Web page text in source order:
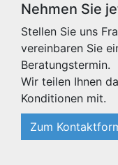
Nehmen Sie
Stellen Sie uns
vereinbaren Sie
Beratungstermin.
Wir teilen Ihnen
Konditionen mit.
Zum